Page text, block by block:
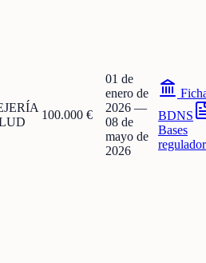
100.000 €
01 de
enero de
2026 —
08 de
mayo de
2026
BDNS
Bases